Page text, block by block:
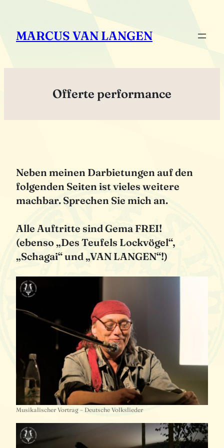
springen
MARCUS VAN LANGEN
Offerte performance
Neben meinen Darbietungen auf den
folgenden Seiten ist vieles weitere
machbar. Sprechen Sie mich an.
Alle Auftritte sind Gema FREI!
(ebenso „Des Teufels Lockvögel“,
„Schagai“ und „VAN LANGEN“!)
Musikalischer Vortrag – Deutsche Volkslieder